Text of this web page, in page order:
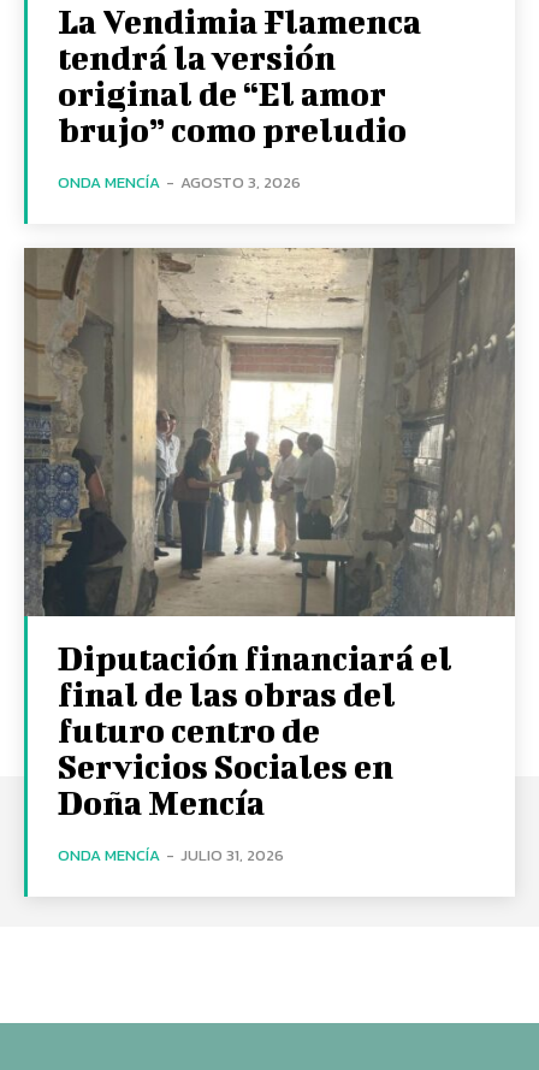
La Vendimia Flamenca
tendrá la versión
original de “El amor
brujo” como preludio
ONDA MENCÍA - AGOSTO 3, 2026
Diputación financiará el
final de las obras del
futuro centro de
Servicios Sociales en
Doña Mencía
ONDA MENCÍA - JULIO 31, 2026